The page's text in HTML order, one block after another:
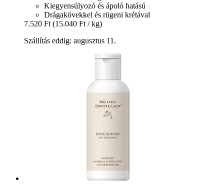
Kiegyensúlyozó és ápoló hatású
Drágakövekkel és rügeni krétával
7.520 Ft (15.040 Ft / kg)
Szállítás eddig: augusztus 11.